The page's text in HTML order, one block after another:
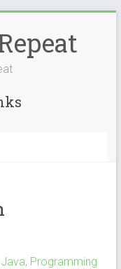
Java, Programming